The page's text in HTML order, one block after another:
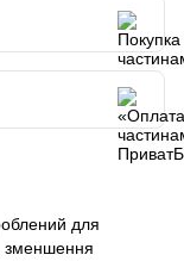
для
зменшення